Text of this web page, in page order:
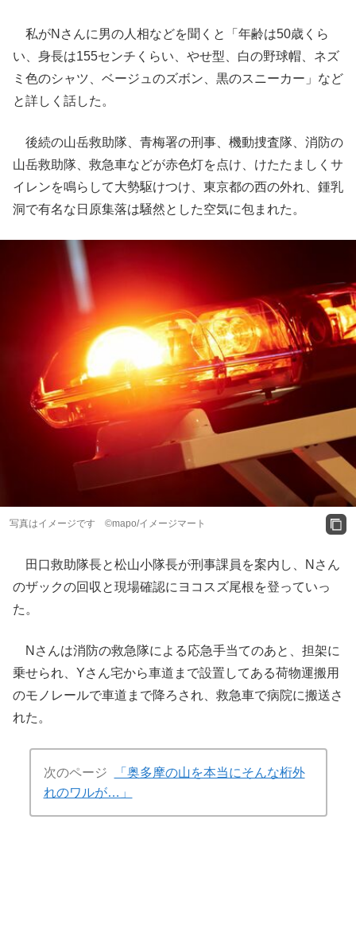
私がNさんに男の人相などを聞くと「年齢は50歳くら
い、身長は155センチくらい、やせ型、白の野球帽、ネズ
ミ色のシャツ、ベージュのズボン、黒のスニーカー」など
と詳しく話した。
後続の山岳救助隊、青梅署の刑事、機動捜査隊、消防の
山岳救助隊、救急車などが赤色灯を点け、けたたましくサ
イレンを鳴らして大勢駆けつけ、東京都の西の外れ、鍾乳
洞で有名な日原集落は騒然とした空気に包まれた。
写真はイメージです ©mapo/イメージマート
田口救助隊長と松山小隊長が刑事課員を案内し、Nさん
のザックの回収と現場確認にヨコスズ尾根を登っていっ
た。
Nさんは消防の救急隊による応急手当てのあと、担架に
乗せられ、Yさん宅から車道まで設置してある荷物運搬用
のモノレールで車道まで降ろされ、救急車で病院に搬送さ
れた。
次のページ
「奥多摩の山を本当にそんな桁外
れのワルが…」